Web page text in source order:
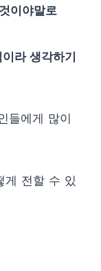
이야말로
라 생각하기
들에게 많이
게 전할 수 있